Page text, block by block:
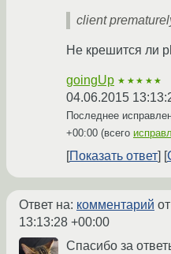
client
Не крешится ли
goingUp ★★★★★
04.06.2015
Последнее
+00:00 (всего
Показать ответ
Ответ на: комментарий
13:13:28 +00:00
Спасибо за